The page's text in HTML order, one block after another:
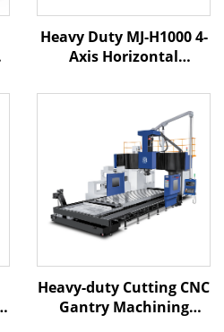
Heavy Duty MJ-H1000 4-
Axis Horizontal
Y1000 Z1000 BT-50
Dalawang Linear na
Gabay & Isang Pinatigas
na Riles
Heavy-duty Cutting CNC
Gantry Machining